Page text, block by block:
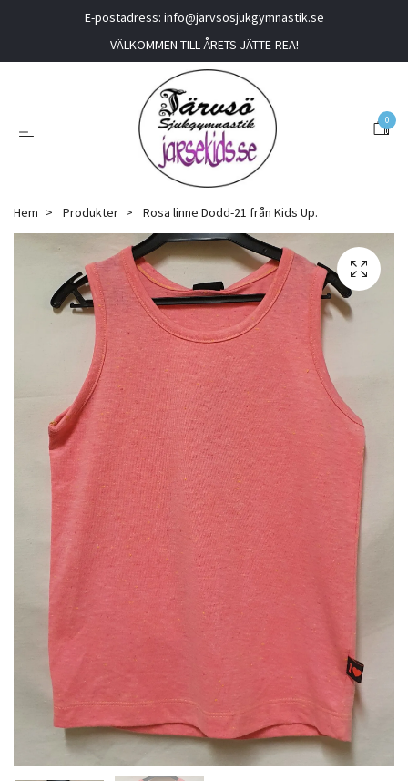
E-postadress: info@jarvsosjukgymnastik.se
VÄLKOMMEN TILL ÅRETS JÄTTE-REA!
0
Hem Produkter Rosa linne Dodd-21 från Kids Up.